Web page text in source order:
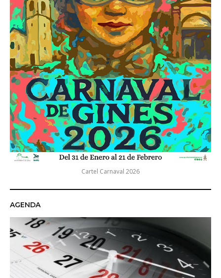
Cartel Carnaval 2026
AGENDA